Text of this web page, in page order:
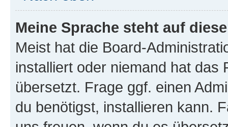
Meine Sprache steht auf
Meist hat die Board-
installiert oder niemand hat das
übersetzt. Frage ggf. einen
du benötigst, installieren kann.